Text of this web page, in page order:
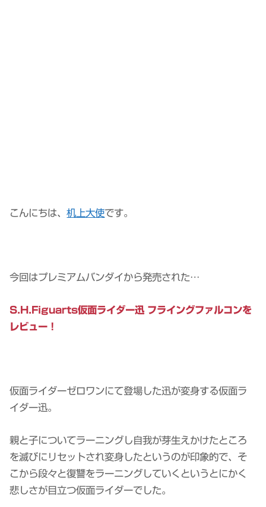
こんにちは、机上大使です。
今回はプレミアムバンダイから発売された…
S.H.Figuarts仮面ライダー迅 フライングファルコンを
レビュー！
仮面ライダーゼロワンにて登場した迅が変身する仮面ラ
イダー迅。
親と子についてラーニングし自我が芽生えかけたところ
を滅びにリセットされ変身したというのが印象的で、そ
こから段々と復讐をラーニングしていくというとにかく
悲しさが目立つ仮面ライダーでした。